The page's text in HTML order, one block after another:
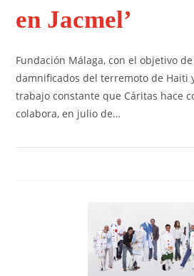
en Jacmel’
Fundación Málaga, con el objetivo
damnificados del terremoto de Haiti
trabajo constante que Cáritas hace
colabora, en julio de…